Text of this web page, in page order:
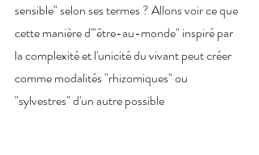
sensible" selon ses termes ? Allons voir ce que
cette manière d'"être-au-monde" inspiré par
la complexité et l'unicité du vivant peut créer
comme modalités "rhizomiques" ou
"sylvestres" d'un autre possible